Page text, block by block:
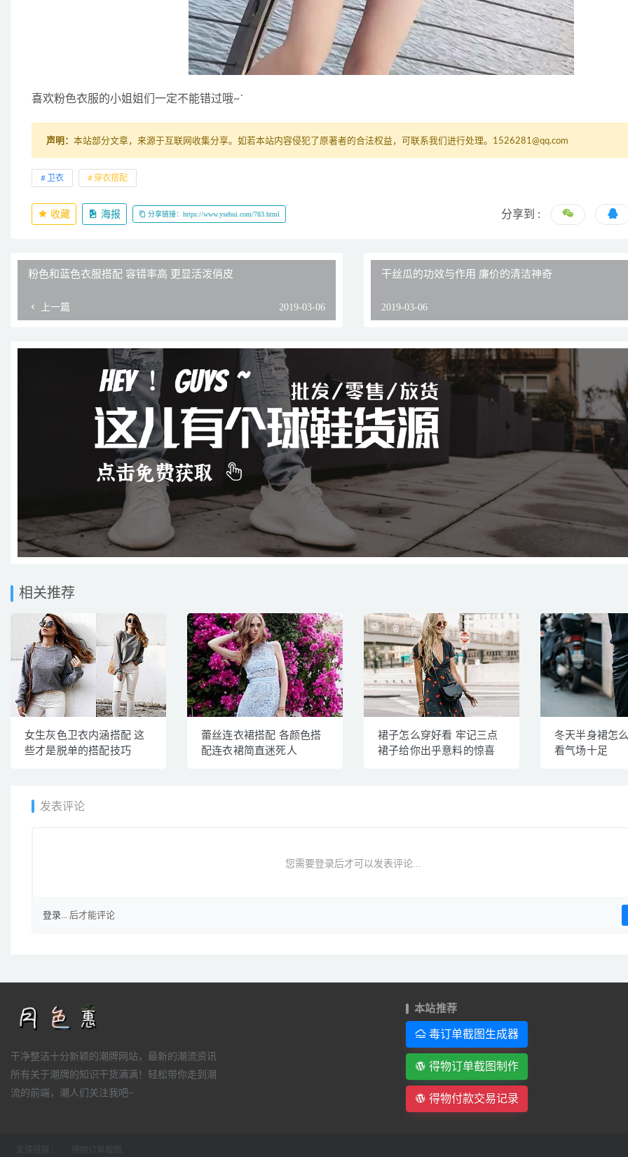
喜欢粉色衣服的小姐姐们一定不能错过哦~`
声明： 本站部分文章，来源于互联网收集分享。如若本站内容侵犯了原著者的合法权益，可联系我们进行处理。1526281@qq.com
卫衣 穿衣搭配
收藏 海报 分享链接：https://www.ysehui.com/783.html 分享到 :
粉色和蓝色衣服搭配 容错率高 更显活泼俏皮
上一篇 2019-03-06
干丝瓜的功效与作用 廉价的清洁神奇
2019-03-06
相关推荐
女生灰色卫衣内涵搭配 这
些才是脱单的搭配技巧
蕾丝连衣裙搭配 各颜色搭
配连衣裙简直迷死人
裙子怎么穿好看 牢记三点
裙子给你出乎意料的惊喜
冬天半身裙怎
看气场十足
发表评论
您需要登录后才可以发表评论...
登录... 后才能评论
干净整洁十分新颖的潮牌网站，最新的潮流资讯
所有关于潮牌的知识干货满满！轻松带你走到潮
流的前端，潮人们关注我吧~
本站推荐
毒订单截图生成器
得物订单截图制作
得物付款交易记录
友情链接：